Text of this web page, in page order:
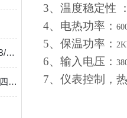
管材划线器纵向回缩率的测定GB/T13663.2
土工布智能耐静水压渗透系数仪四标合一
3、温度稳定性 ：
4、电热功率：
5、保温功率：
6、输入电压：
7、仪表控制，